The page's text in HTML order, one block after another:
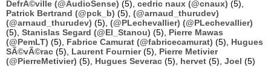
DefrÃ©ville (@AudioSense) (5), cedric naux (@cnaux) (5),
Patrick Bertrand (@pck_b) (5), (@arnaud_thurudev)
(@arnaud_thurudev) (5), (@PLechevallier) (@PLechevallier)
(5), Stanislas Segard (@El_Stanou) (5), Pierre Mawas
(@PemLT) (5), Fabrice Camurat (@fabricecamurat) (5), Hugues
SÃ©vÃ©rac (5), Laurent Fournier(5), Pierre Metivier
(@PierreMetivier) (5), Hugues Severac (5), hervet (5), Joel (5)